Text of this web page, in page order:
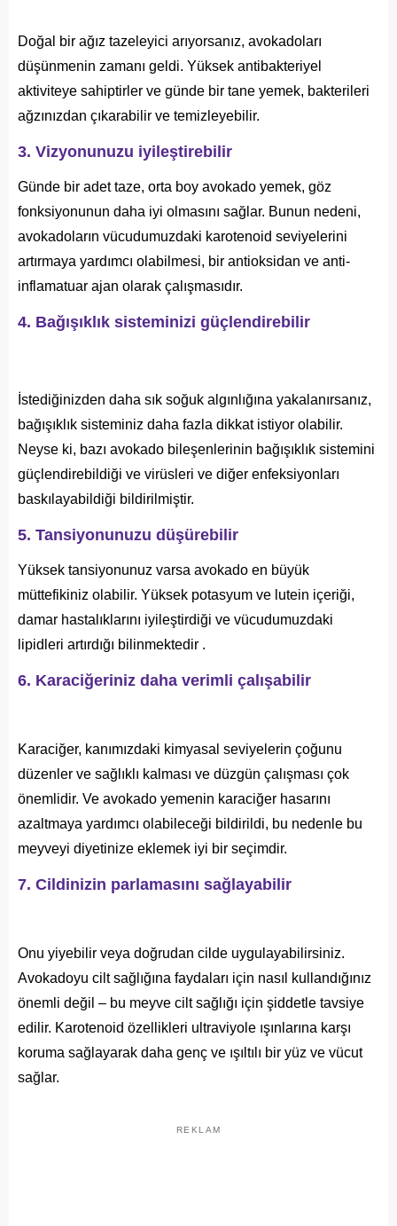
Doğal bir ağız tazeleyici arıyorsanız, avokadoları
düşünmenin zamanı geldi. Yüksek antibakteriyel
aktiviteye sahiptirler ve günde bir tane yemek, bakterileri
ağzınızdan çıkarabilir ve temizleyebilir.
3. Vizyonunuzu iyileştirebilir
Günde bir adet taze, orta boy avokado yemek, göz
fonksiyonunun daha iyi olmasını sağlar. Bunun nedeni,
avokadoların vücudumuzdaki karotenoid seviyelerini
artırmaya yardımcı olabilmesi, bir antioksidan ve anti-
inflamatuar ajan olarak çalışmasıdır.
4. Bağışıklık sisteminizi güçlendirebilir
İstediğinizden daha sık soğuk algınlığına yakalanırsanız,
bağışıklık sisteminiz daha fazla dikkat istiyor olabilir.
Neyse ki, bazı avokado bileşenlerinin bağışıklık sistemini
güçlendirebildiği ve virüsleri ve diğer enfeksiyonları
baskılayabildiği bildirilmiştir.
5. Tansiyonunuzu düşürebilir
Yüksek tansiyonunuz varsa avokado en büyük
müttefikiniz olabilir. Yüksek potasyum ve lutein içeriği,
damar hastalıklarını iyileştirdiği ve vücudumuzdaki
lipidleri artırdığı bilinmektedir .
6. Karaciğeriniz daha verimli çalışabilir
Karaciğer, kanımızdaki kimyasal seviyelerin çoğunu
düzenler ve sağlıklı kalması ve düzgün çalışması çok
önemlidir. Ve avokado yemenin karaciğer hasarını
azaltmaya yardımcı olabileceği bildirildi, bu nedenle bu
meyveyi diyetinize eklemek iyi bir seçimdir.
7. Cildinizin parlamasını sağlayabilir
Onu yiyebilir veya doğrudan cilde uygulayabilirsiniz.
Avokadoyu cilt sağlığına faydaları için nasıl kullandığınız
önemli değil – bu meyve cilt sağlığı için şiddetle tavsiye
edilir. Karotenoid özellikleri ultraviyole ışınlarına karşı
koruma sağlayarak daha genç ve ışıltılı bir yüz ve vücut
sağlar.
REKLAM